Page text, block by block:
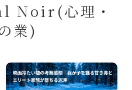
Noir(心理・
業)